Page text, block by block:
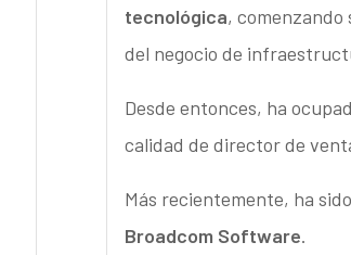
tecnológica, comenzando
del negocio de
Desde entonces, ha
calidad de director de
Más recientemente, ha
Broadcom Software.